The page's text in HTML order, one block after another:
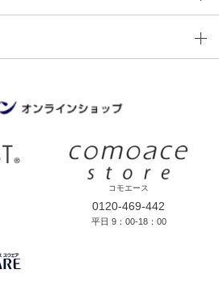
コモエース
0120-469-442
平日 9：00-18：00